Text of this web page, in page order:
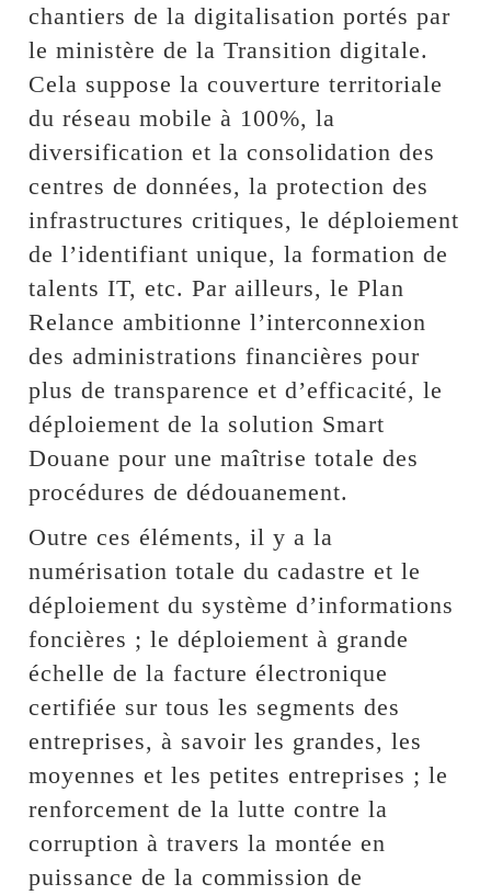
chantiers de la digitalisation portés par
le ministère de la Transition digitale.
Cela suppose la couverture territoriale
du réseau mobile à 100%, la
diversification et la consolidation des
centres de données, la protection des
infrastructures critiques, le déploiement
de l’identifiant unique, la formation de
talents IT, etc. Par ailleurs, le Plan
Relance ambitionne l’interconnexion
des administrations financières pour
plus de transparence et d’efficacité, le
déploiement de la solution Smart
Douane pour une maîtrise totale des
procédures de dédouanement.
Outre ces éléments, il y a la
numérisation totale du cadastre et le
déploiement du système d’informations
foncières ; le déploiement à grande
échelle de la facture électronique
certifiée sur tous les segments des
entreprises, à savoir les grandes, les
moyennes et les petites entreprises ; le
renforcement de la lutte contre la
corruption à travers la montée en
puissance de la commission de